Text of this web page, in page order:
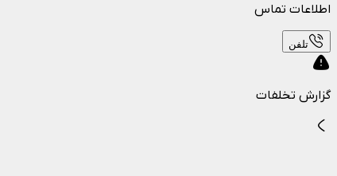
اطلاعات تماس
تلفن
گزارش تخلفات